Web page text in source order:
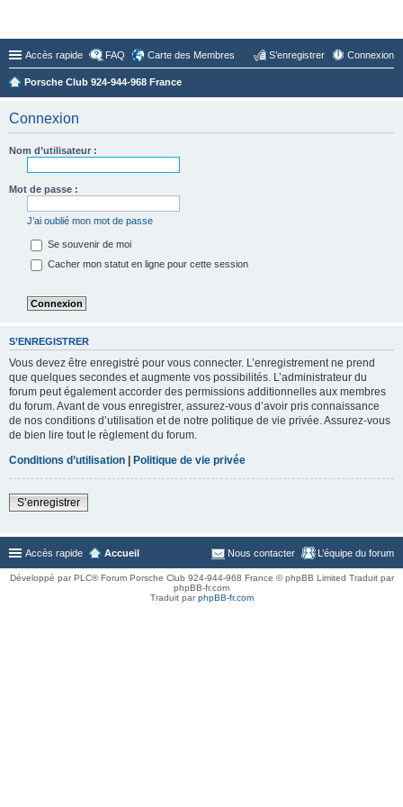
Accès rapide FAQ Carte des Membres Connexion
S’enregistrer
Porsche Club 924-944-968 France
Connexion
Nom d’utilisateur :
Mot de passe :
J’ai oublié mon mot de passe
Se souvenir de moi
Cacher mon statut en ligne pour cette session
S’ENREGISTRER
Vous devez être enregistré pour vous connecter. L’enregistrement ne prend
que quelques secondes et augmente vos possibilités. L’administrateur du
forum peut également accorder des permissions additionnelles aux membres
du forum. Avant de vous enregistrer, assurez-vous d’avoir pris connaissance
de nos conditions d’utilisation et de notre politique de vie privée. Assurez-vous
de bien lire tout le règlement du forum.
Conditions d’utilisation | Politique de vie privée
S’enregistrer
Accès rapide Accueil L’équipe du forum
Nous contacter
Développé par PLC® Forum Porsche Club 924-944-968 France © phpBB Limited Traduit par
phpBB-fr.com
Traduit parphpBB-fr.com